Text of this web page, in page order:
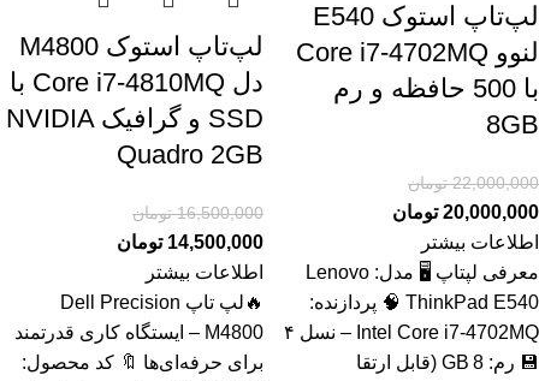
لپ‌تاپ استوک E540
لنوو Core i7-4702MQ
با 500 حافظه و رم
8GB
22,000,000 تومان
20,000,000 تومان
اطلاعات بیشتر
معرفی لپتاپ 🖥️ مدل: Lenovo
ThinkPad E540 🧠 پردازنده:
Intel Core i7‑4702MQ – نسل ۴
💾 رم: 8 GB (قابل ارتقا
لپ‌تاپ استوک M4800
دل Core i7-4810MQ با
SSD و گرافیک NVIDIA
Quadro 2GB
16,500,000 تومان
14,500,000 تومان
اطلاعات بیشتر
🔥لپ تاپ Dell Precision
M4800 – ایستگاه کاری قدرتمند
برای حرفه‌ای‌ها 🔖 کد محصول: